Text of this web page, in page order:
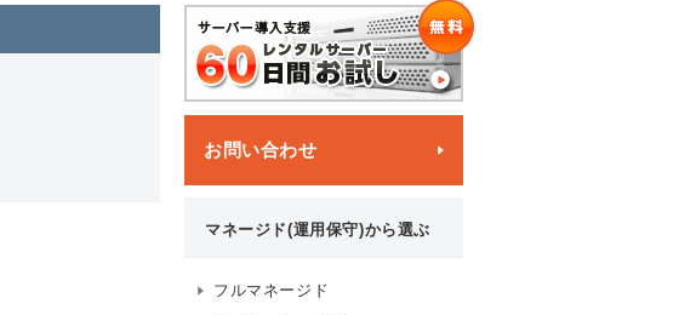
お問い合わせ
マネージド(運用保守)から選ぶ
フルマネージド